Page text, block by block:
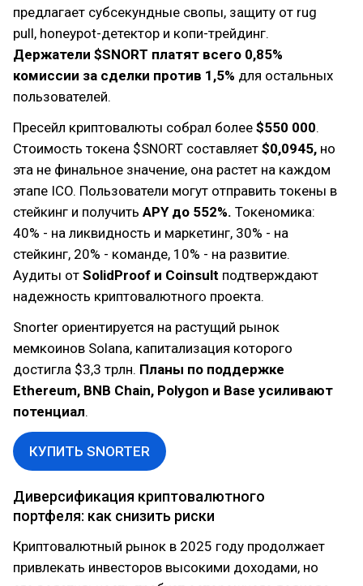
предлагает субсекундные свопы, защиту от rug
pull, honeypot-детектор и копи-трейдинг.
Держатели $SNORT платят всего 0,85%
комиссии за сделки против 1,5% для остальных
пользователей.
Пресейл криптовалюты собрал более $550 000.
Стоимость токена $SNORT составляет $0,0945, но
эта не финальное значение, она растет на каждом
этапе ICO. Пользователи могут отправить токены в
стейкинг и получить APY до 552%. Токеномика:
40% - на ликвидность и маркетинг, 30% - на
стейкинг, 20% - команде, 10% - на развитие.
Аудиты от SolidProof и Coinsult подтверждают
надежность криптовалютного проекта.
Snorter ориентируется на растущий рынок
мемкоинов Solana, капитализация которого
достигла $3,3 трлн. Планы по поддержке
Ethereum, BNB Chain, Polygon и Base усиливают
потенциал.
КУПИТЬ SNORTER
Диверсификация криптовалютного
портфеля: как снизить риски
Криптовалютный рынок в 2025 году продолжает
привлекать инвесторов высокими доходами, но